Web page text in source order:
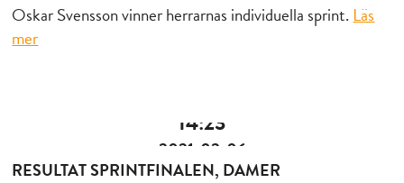
Oskar Svensson vinner herrarnas individuella sprint. Läs
mer
14:23
2021-02-06
RESULTAT SPRINTFINALEN, DAMER